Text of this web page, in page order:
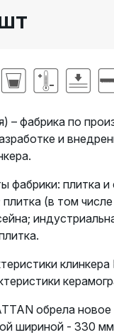
– фабрика по
и
фабрики: плитка и
плитка (в том
обрела
шириной - 330